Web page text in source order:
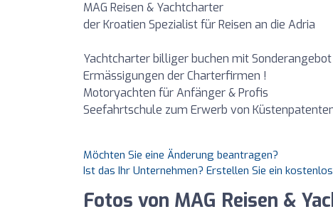
MAG Reisen & Yachtcharter
der Kroatien Spezialist für Reisen an die Adria
Yachtcharter billiger buchen mit
Ermässigungen der Charterfirmen !
Motoryachten für Anfänger & Profis
Seefahrtschule zum Erwerb von
Möchten Sie eine Änderung beantragen?
Ist das Ihr Unternehmen? Erstellen Sie ein
Fotos von MAG Reisen &